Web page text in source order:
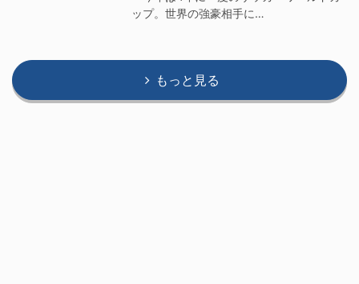
ップ。世界の強豪相手に…
もっと見る